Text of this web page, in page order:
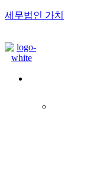
세무법인 가치